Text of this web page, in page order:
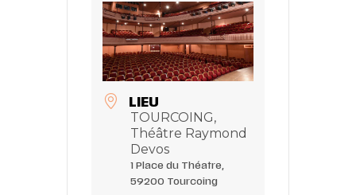
LIEU
TOURCOING,
Théâtre Raymond
Devos
1 Place du Théatre,
59200 Tourcoing